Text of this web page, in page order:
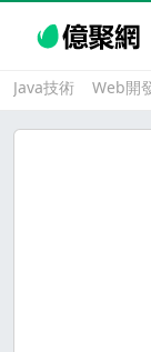
Java技術 Web開